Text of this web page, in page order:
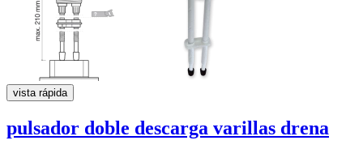
vista rápida
pulsador doble descarga varillas drena